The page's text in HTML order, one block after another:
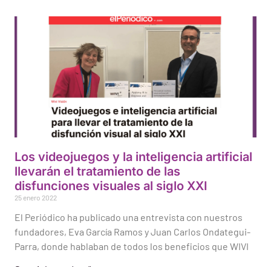
Los videojuegos y la inteligencia artificial
llevarán el tratamiento de las
disfunciones visuales al siglo XXI
25 enero 2022
El Periódico ha publicado una entrevista con nuestros
fundadores, Eva García Ramos y Juan Carlos Ondategui-
Parra, donde hablaban de todos los beneficios que WIVI